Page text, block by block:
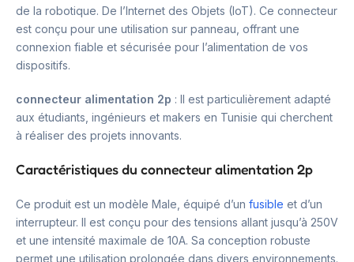
de la robotique. De l’Internet des Objets (IoT). Ce connecteur
est conçu pour une utilisation sur panneau, offrant une
connexion fiable et sécurisée pour l’alimentation de vos
dispositifs.
connecteur alimentation 2p : Il est particulièrement adapté
aux étudiants, ingénieurs et makers en Tunisie qui cherchent
à réaliser des projets innovants.
Caractéristiques du connecteur alimentation 2p
Ce produit est un modèle Male, équipé d’un fusible et d’un
interrupteur. Il est conçu pour des tensions allant jusqu’à 250V
et une intensité maximale de 10A. Sa conception robuste
permet une utilisation prolongée dans divers environnements.